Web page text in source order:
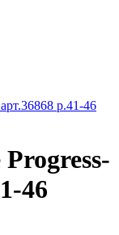
р.41-46
46